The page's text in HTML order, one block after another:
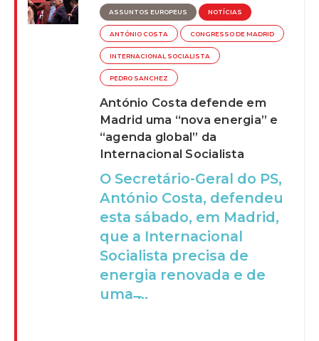
ASSUNTOS EUROPEUS NOTÍCIAS
ANTÓNIO COSTA CONGRESSO DE MADRID
INTERNACIONAL SOCIALISTA
PEDRO SANCHEZ
António Costa defende em
Madrid uma “nova energia” e
“agenda global” da
Internacional Socialista
O Secretário-Geral do PS,
António Costa, defendeu
esta sábado, em Madrid,
que a Internacional
Socialista precisa de
energia renovada e de
uma ̶...